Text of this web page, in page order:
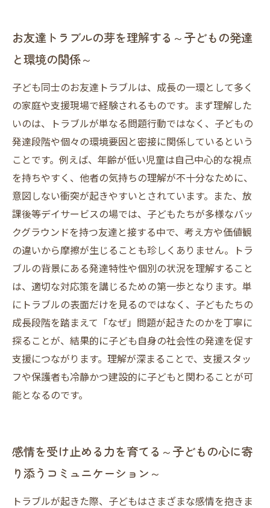
点と未来へ向けて～
お友達トラブルの芽を理解する～子どもの発達
と環境の関係～
子ども同士のお友達トラブルは、成長の一環として多く
の家庭や支援現場で経験されるものです。まず理解した
いのは、トラブルが単なる問題行動ではなく、子どもの
発達段階や個々の環境要因と密接に関係しているという
ことです。例えば、年齢が低い児童は自己中心的な視点
を持ちやすく、他者の気持ちの理解が不十分なために、
意図しない衝突が起きやすいとされています。また、放
課後等デイサービスの場では、子どもたちが多様なバッ
クグラウンドを持つ友達と接する中で、考え方や価値観
の違いから摩擦が生じることも珍しくありません。トラ
ブルの背景にある発達特性や個別の状況を理解すること
は、適切な対応策を講じるための第一歩となります。単
にトラブルの表面だけを見るのではなく、子どもたちの
成長段階を踏まえて「なぜ」問題が起きたのかを丁寧に
探ることが、結果的に子ども自身の社会性の発達を促す
支援につながります。理解が深まることで、支援スタッ
フや保護者も冷静かつ建設的に子どもと関わることが可
能となるのです。
感情を受け止める力を育てる～子どもの心に寄
り添うコミュニケーション～
トラブルが起きた際、子どもはさまざまな感情を抱きま